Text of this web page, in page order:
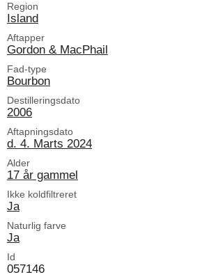
Region
Island
Aftapper
Gordon & MacPhail
Fad-type
Bourbon
Destilleringsdato
2006
Aftapningsdato
d. 4. Marts 2024
Alder
17 år gammel
Ikke koldfiltreret
Ja
Naturlig farve
Ja
Id
057146